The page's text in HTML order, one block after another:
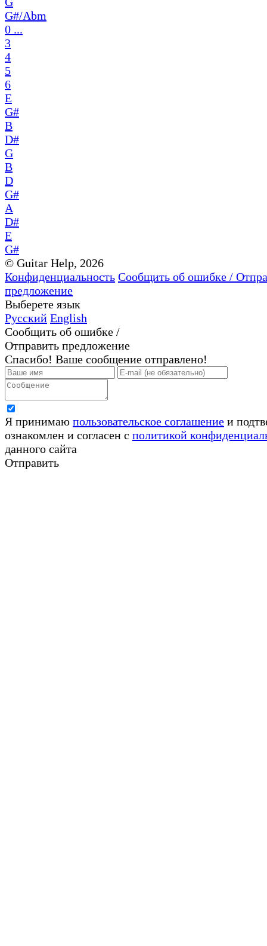
G#/Abm
0 ...
3
4
5
6
E
G#
B
D#
G
B
D
G#
A
D#
E
G#
© Guitar Help, 2026
Конфиденциальность Сообщить об ошибке /
предложение
Выберете язык
Русский English
Сообщить об ошибке /
Отправить предложение
Спасибо! Ваше сообщение отправлено!
Я принимаю пользовательское соглашение и
ознакомлен и согласен с политикой
данного сайта
Отправить